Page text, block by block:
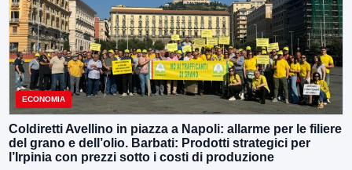
ECONOMIA
Coldiretti Avellino in piazza a Napoli: allarme per le filiere
del grano e dell’olio. Barbati: Prodotti strategici per
l’Irpinia con prezzi sotto i costi di produzione